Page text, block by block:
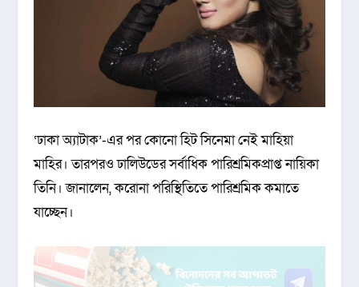
‘ঢাকা অ্যাটাক’-এর পর কোনো হিট সিনেমা নেই মাহিয়া
মাহির। তারপরও ঢালিউডের সর্বাধিক পারিশ্রমিকপ্রাপ্ত নায়িকা
তিনি। জানালেন, করোনা পরিস্থিতিতে পারিশ্রমিক কমাতে
যাচ্ছেন।